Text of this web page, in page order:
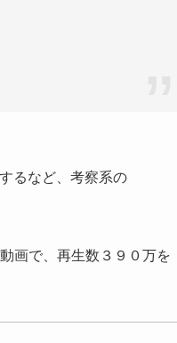
るなど、考察系の
画で、再生数３９０万を